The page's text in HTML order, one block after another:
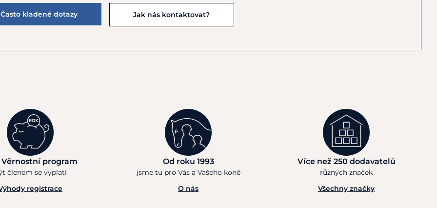
Často kladené dotazy Jak nás kontaktovat?
Věrnostní program
členem se vyplatí
registrace
Od roku 1993
jsme tu pro Vás a Vašeho koně
O nás
Více než 250 dodavatelů
různých značek
Všechny značky